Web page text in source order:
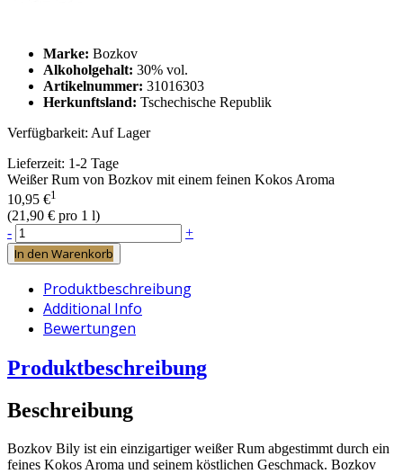
Marke: Bozkov
Alkoholgehalt: 30% vol.
Artikelnummer: 31016303
Herkunftsland: Tschechische Republik
Verfügbarkeit: Auf Lager
Lieferzeit: 1-2 Tage
Weißer Rum von Bozkov mit einem feinen Kokos Aroma
10,95 €1
(21,90 € pro 1 l)
-
+
In den Warenkorb
Produktbeschreibung
Additional Info
Bewertungen
Produktbeschreibung
Beschreibung
Bozkov Bily ist ein einzigartiger weißer Rum abgestimmt durch ein
feines Kokos Aroma und seinem köstlichen Geschmack. Bozkov